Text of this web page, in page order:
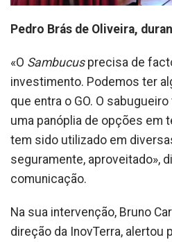
Pedro Brás de Oliveira,
«O Sambucus precisa de
investimento. Podemos ter
que entra o GO. O
uma panóplia de opções em
tem sido utilizado em
seguramente, aproveitado»,
comunicação.
Na sua intervenção, Bruno
direção da InovTerra, alertou